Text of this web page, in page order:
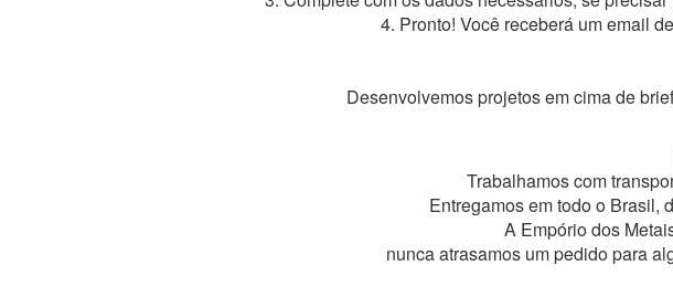
4. Pronto! Você receberá um email
Desenvolvemos projetos em cima de
Trabalhamos com
Entregamos em todo o Brasil,
A Empório dos
nunca atrasamos um pedido para